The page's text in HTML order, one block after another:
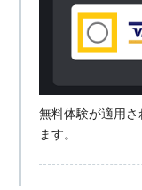
無料体験が適用
ます。